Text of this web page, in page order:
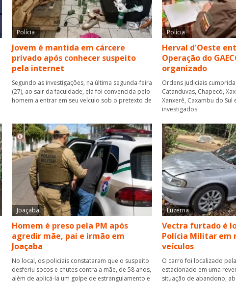
Polícia
Jovem é mantida em cárcere
privado após conhecer suspeito
pela internet
Segundo as investigações, na última segunda-feira
(27), ao sair da faculdade, ela foi convencida pelo
homem a entrar em seu veículo sob o pretexto de
Polícia
Herval d'Oeste
Operação do
organizado
Ordens judiciais
Catanduvas, Chapecó,
Xanxerê, Caxambu do Sul
investigados
Joaçaba
Homem é preso pela PM após
agredir mãe, pai e irmão em
Joaçaba
No local, os policiais constataram que o suspeito
desferiu socos e chutes contra a mãe, de 58 anos,
além de aplicá-la um golpe de estrangulamento e
Luzerna
Vectra furtado é
Polícia Militar em
veículos
O carro foi localizado
estacionado em uma
situação de abandono,